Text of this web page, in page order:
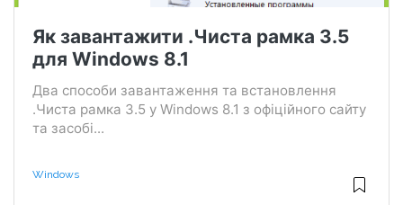
Як завантажити .Чиста рамка 3.5
для Windows 8.1
Два способи завантаження та встановлення
.Чиста рамка 3.5 у Windows 8.1 з офіційного сайту
та засобі...
Windows